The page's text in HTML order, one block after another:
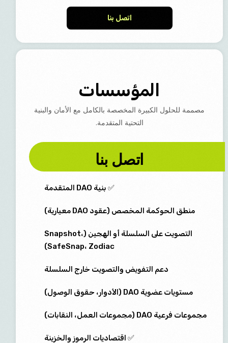
اتصل بنا
المؤسسات
مصممة للحلول الكبيرة المخصصة بالكامل مع الأمان والبنية
التحتية المتقدمة.
اتصل بنا
✅ بنية DAO المتقدمة
منطق الحوكمة المخصص (عقود DAO معيارية)
التصويت على السلسلة أو الهجين (Snapshot،
SafeSnap، Zodiac)
دعم التفويض والتصويت خارج السلسلة
مستويات عضوية DAO (الأدوار، حقوق الوصول)
مجموعات فرعية DAO (مجموعات العمل، النقابات)
✅ اقتصاديات الرموز والخزينة